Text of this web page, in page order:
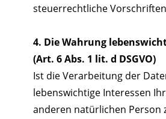
steuerrechtliche
4. Die Wahrung
(Art. 6 Abs. 1 lit. d DSGVO)
Ist die Verarbeitung der
lebenswichtige Interessen
anderen natürlichen Person